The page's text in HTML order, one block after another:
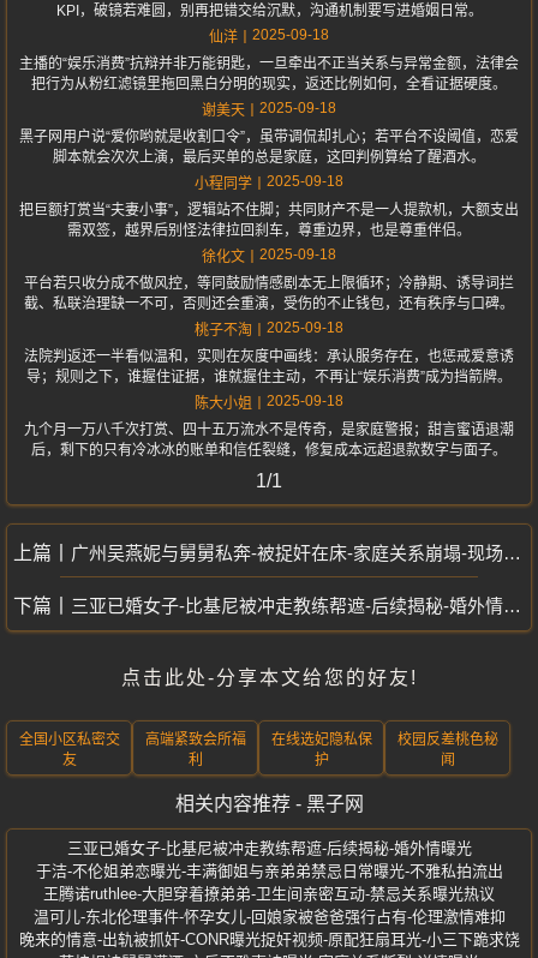
KPI，破镜若难圆，别再把错交给沉默，沟通机制要写进婚姻日常。
仙洋
2025-09-18
主播的“娱乐消费”抗辩并非万能钥匙，一旦牵出不正当关系与异常金额，法律会
把行为从粉红滤镜里拖回黑白分明的现实，返还比例如何，全看证据硬度。
谢美天
2025-09-18
黑子网用户说“爱你哟就是收割口令”，虽带调侃却扎心；若平台不设阈值，恋爱
脚本就会次次上演，最后买单的总是家庭，这回判例算给了醒酒水。
小程同学
2025-09-18
把巨额打赏当“夫妻小事”，逻辑站不住脚；共同财产不是一人提款机，大额支出
需双签，越界后别怪法律拉回刹车，尊重边界，也是尊重伴侣。
徐化文
2025-09-18
平台若只收分成不做风控，等同鼓励情感剧本无上限循环；冷静期、诱导词拦
截、私联治理缺一不可，否则还会重演，受伤的不止钱包，还有秩序与口碑。
桃子不淘
2025-09-18
法院判返还一半看似温和，实则在灰度中画线：承认服务存在，也惩戒爱意诱
导；规则之下，谁握住证据，谁就握住主动，不再让“娱乐消费”成为挡箭牌。
陈大小姐
2025-09-18
九个月一万八千次打赏、四十五万流水不是传奇，是家庭警报；甜言蜜语退潮
后，剩下的只有冷冰冰的账单和信任裂缝，修复成本远超退款数字与面子。
1/1
广州吴燕妮与舅舅私奔-被捉奸在床-家庭关系崩塌-现场图曝光
三亚已婚女子-比基尼被冲走教练帮遮-后续揭秘-婚外情曝光
点击此处-分享本文给您的好友!
全国小区私密交
友
高端紧致会所福
利
在线选妃隐私保
护
校园反差桃色秘
闻
相关内容推荐 - 黑子网
三亚已婚女子-比基尼被冲走教练帮遮-后续揭秘-婚外情曝光
于洁-不伦姐弟恋曝光-丰满御姐与亲弟弟禁忌日常曝光-不雅私拍流出
王腾诺ruthlee-大胆穿着撩弟弟-卫生间亲密互动-禁忌关系曝光热议
温可儿-东北伦理事件-怀孕女儿-回娘家被爸爸强行占有-伦理激情难抑
晚来的情意-出轨被抓奸-CONR曝光捉奸视频-原配狂扇耳光-小三下跪求饶